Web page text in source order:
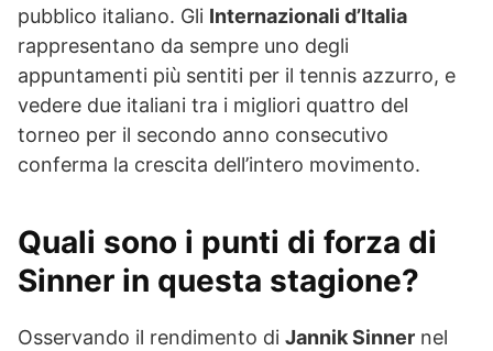
pubblico italiano. Gli Internazionali d’Italia
rappresentano da sempre uno degli
appuntamenti più sentiti per il tennis azzurro, e
vedere due italiani tra i migliori quattro del
torneo per il secondo anno consecutivo
conferma la crescita dell’intero movimento.
Quali sono i punti di forza di
Sinner in questa stagione?
Osservando il rendimento di Jannik Sinner nel